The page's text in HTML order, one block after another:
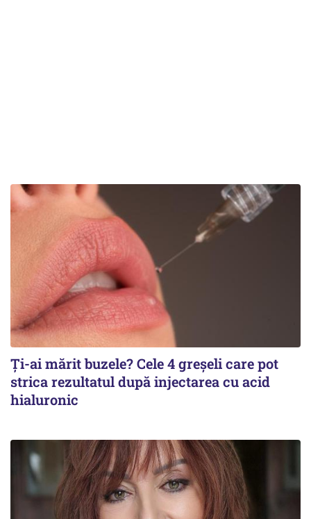
Ți-ai mărit buzele? Cele 4 greșeli care pot
strica rezultatul după injectarea cu acid
hialuronic